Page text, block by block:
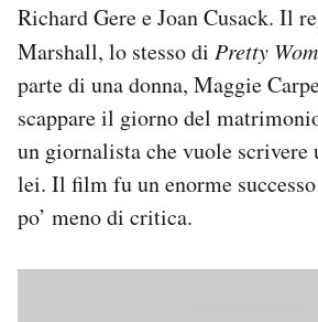
Richard Gere e Joan Cusack. Il
Marshall, lo stesso di Pretty
parte di una donna, Maggie
scappare il giorno del
un giornalista che vuole scrivere
lei. Il film fu un enorme
po’ meno di critica.